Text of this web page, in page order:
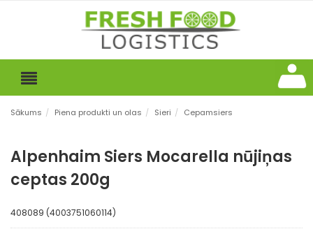
Sākums / Piena produkti un olas / Sieri / Cepamsiers
Alpenhaim Siers Mocarella nūjiņas
ceptas 200g
408089 (4003751060114)